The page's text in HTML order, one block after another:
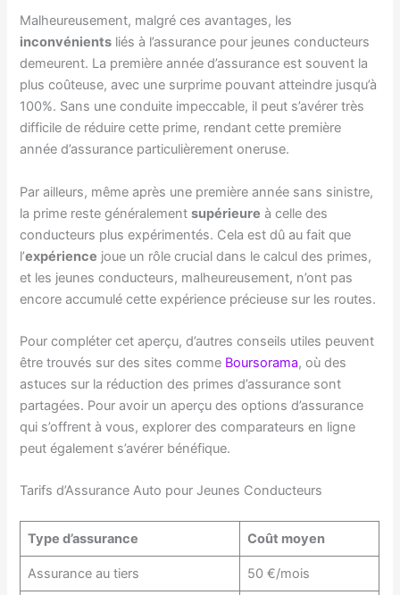
Malheureusement, malgré ces avantages, les
inconvénients liés à l’assurance pour jeunes conducteurs
demeurent. La première année d’assurance est souvent la
plus coûteuse, avec une surprime pouvant atteindre jusqu’à
100%. Sans une conduite impeccable, il peut s’avérer très
difficile de réduire cette prime, rendant cette première
année d’assurance particulièrement oneruse.
Par ailleurs, même après une première année sans sinistre,
la prime reste généralementsupérieure à celle des
conducteurs plus expérimentés. Cela est dû au fait que
l’expérience joue un rôle crucial dans le calcul des primes,
et les jeunes conducteurs, malheureusement, n’ont pas
encore accumulé cette expérience précieuse sur les routes.
Pour compléter cet aperçu, d’autres conseils utiles peuvent
être trouvés sur des sites comme Boursorama, où des
astuces sur la réduction des primes d’assurance sont
partagées. Pour avoir un aperçu des options d’assurance
qui s’offrent à vous, explorer des comparateurs en ligne
peut également s’avérer bénéfique.
Tarifs d’Assurance Auto pour Jeunes Conducteurs
Type d’assurance Coût moyen
Assurance au tiers 50 €/mois